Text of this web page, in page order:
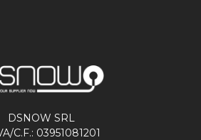
DSNOW SRL
C.F.: 03951081201